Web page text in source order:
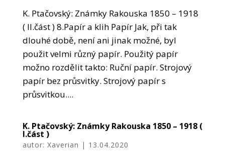
K. Ptačovský: Známky Rakouska 1850 – 1918
( II.část ) 8.Papír a klih Papír Jak, při tak
dlouhé době, není ani jinak možné, byl
použit velmi různý papír. Použitý papír
možno rozdělit takto: Ruční papír. Strojový
papír bez průsvitky. Strojový papír s
průsvitkou....
K. Ptačovský: Známky Rakouska 1850 – 1918 (
I.část )
autor: Xaverian | 13.04.2020